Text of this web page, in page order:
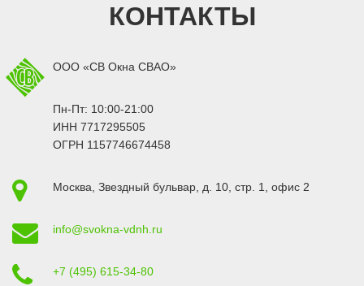
КОНТАКТЫ
ООО «СВ Окна СВАО»
Пн-Пт: 10:00-21:00
ИНН 7717295505
ОГРН 1157746674458
Москва Звездный бульвар, д. 10, стр. 1 , офис 2
info@svokna-vdnh.ru
+7 (495) 615-34-80